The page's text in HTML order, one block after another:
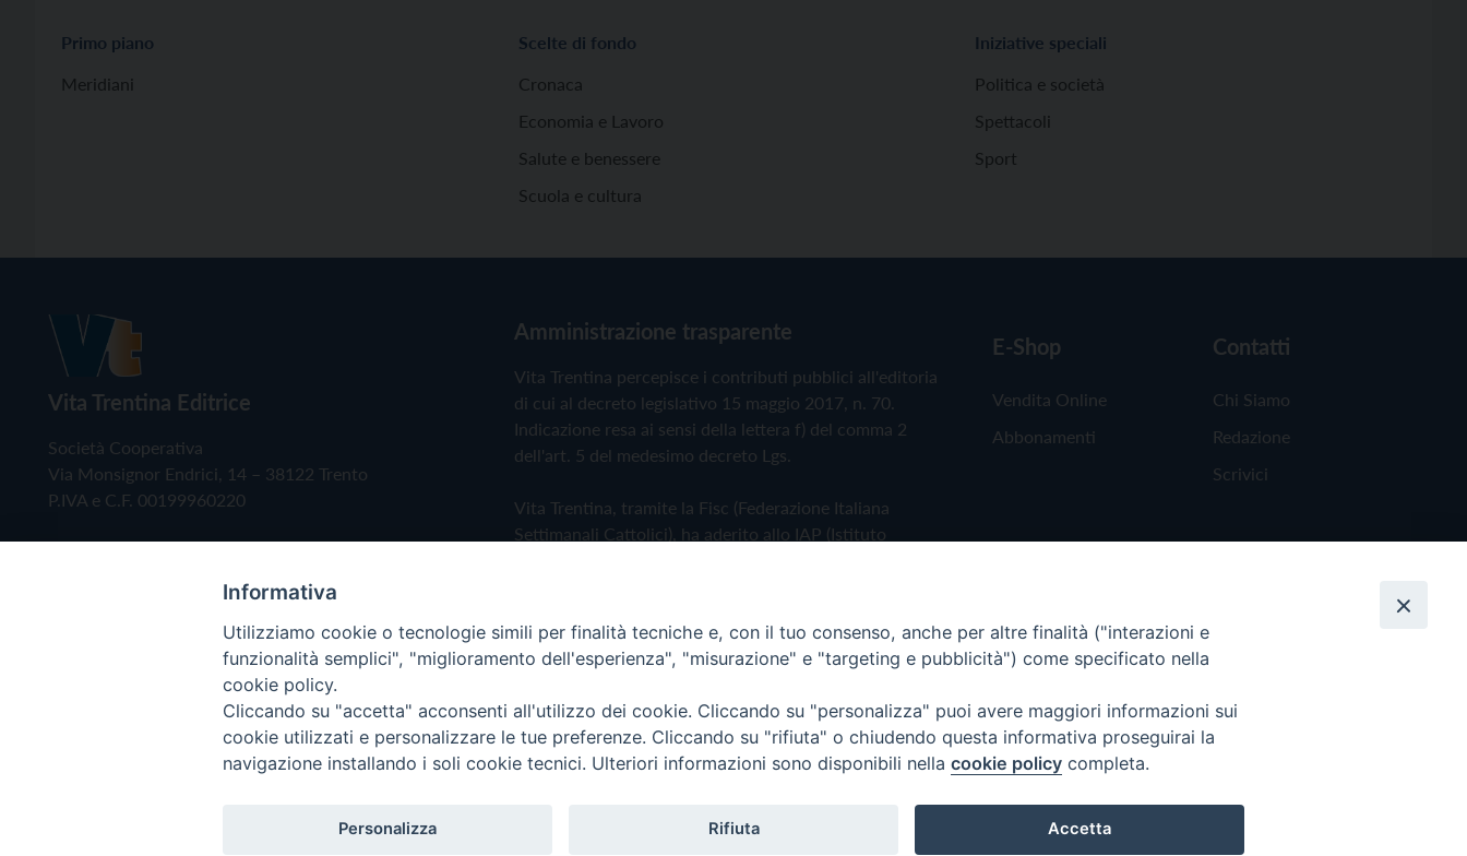
Primo piano
Meridiani
Scelte di fondo
Cronaca
Economia e Lavoro
Salute e benessere
Scuola e cultura
Iniziative speciali
Politica e società
Spettacoli
Sport
Vita Trentina Editrice
Società Cooperativa
Via Monsignor Endrici, 14 – 38122 Trento
P.IVA e C.F. 00199960220
Amministrazione trasparente
Vita Trentina percepisce i contributi pubblici all'editoria
di cui al decreto legislativo 15 maggio 2017, n. 70.
Indicazione resa ai sensi della lettera f) del comma 2
dell'art. 5 del medesimo decreto Lgs.
Vita Trentina, tramite la Fisc (Federazione Italiana
Settimanali Cattolici), ha aderito allo IAP (Istituto
Privacy Policy Cookie Policy
E-Shop
Vendita Online
Abbonamenti
Contatti
Chi Siamo
Redazione
Scrivici
Copyright © 2019 - Tutti i diritti riservati - Vita Trentina Editrice
Informativa
Utilizziamo cookie o tecnologie simili per finalità tecniche e, con il tuo consenso, anche per altre finalità ("interazioni e
funzionalità semplici", "miglioramento dell'esperienza", "misurazione" e "targeting e pubblicità") come specificato nella
cookie policy.
Cliccando su "accetta" acconsenti all'utilizzo dei cookie. Cliccando su "personalizza" puoi avere maggiori informazioni sui
cookie utilizzati e personalizzare le tue preferenze. Cliccando su "rifiuta" o chiudendo questa informativa proseguirai la
navigazione installando i soli cookie tecnici. Ulteriori informazioni sono disponibili nella cookie policy completa.
Personalizza Rifiuta Accetta